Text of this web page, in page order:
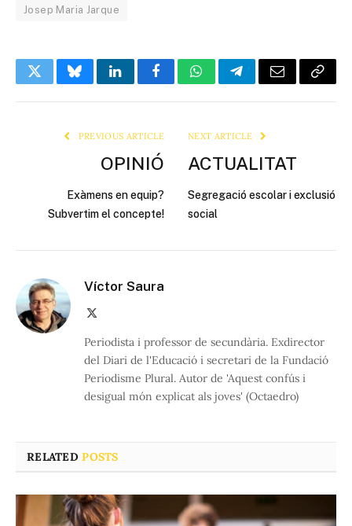
Josep Maria Jarque
TwitterBlueskyLinkedInFacebookWhatsAppTelegramEmail Copy
PREVIOUS ARTICLE
OPINIÓ
Exàmens en equip?
Subvertim el concepte!
NEXT ARTICLE
ACTUALITAT
Segregació escolar i exclusió
social
Víctor Saura
Periodista i professor de secundària. Exdirector
del Diari de l'Educació i secretari de la Fundació
Periodisme Plural. Autor de 'Aquest confús i
desigual món explicat als joves' (Octaedro)
RELATEDPOSTS